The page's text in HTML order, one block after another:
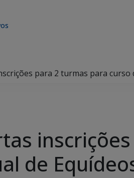
para 2 turmas para curso
de